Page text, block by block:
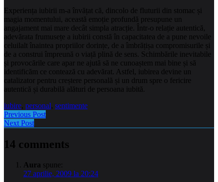
Experiența iubirii m-a învățat că, dincolo de fluturii din stomac și
magia momentului, această emoție profundă presupune un
angajament mai mare decât simpla atracție. Într-o relație autentică,
adevărata frumusețe a iubirii constă în capacitatea de a pune nevoile
celuilalt înaintea propriilor dorințe, de a îmbrățișa compromisurile și
de a construi împreună o viață plină de sens. Schimbările inevitabile
și provocările care apar ne ajută să ne cunoaștem mai bine și să
identificăm ce contează cu adevărat. Astfel, iubirea devine un
catalizator pentru creștere personală și un drum spre o fericire
autentică și durabilă alături de persoana iubită.
iubire, personal, sentimente
Previous Post
Next Post
14 comments
Aura spune:
27 aprilie, 2009 la 20:24